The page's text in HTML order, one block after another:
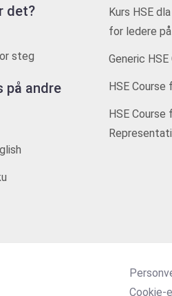
det?
steg
på andre
Kurs HSE
for ledere
Generic HSE
HSE Course
HSE
Cookie-